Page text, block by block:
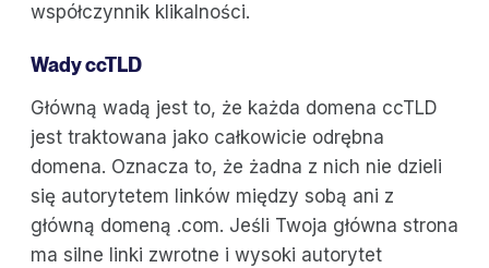
współczynnik klikalności.
Wady ccTLD
Główną wadą jest to, że każda domena ccTLD
jest traktowana jako całkowicie odrębna
domena. Oznacza to, że żadna z nich nie dzieli
się autorytetem linków między sobą ani z
główną domeną .com. Jeśli Twoja główna strona
ma silne linki zwrotne i wysoki autorytet